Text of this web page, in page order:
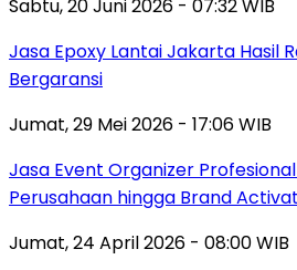
Sabtu, 20 Juni 2026 - 07:32 WIB
Jasa Epoxy Lantai Jakarta Hasil
Bergaransi
Jumat, 29 Mei 2026 - 17:06 WIB
Jasa Event Organizer
Perusahaan hingga Brand
Jumat, 24 April 2026 - 08:00 WIB